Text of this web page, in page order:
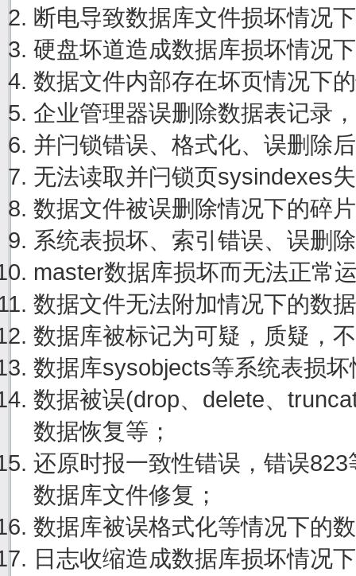
断电导致数据库文件损坏情况
硬盘坏道造成数据库损坏情况
数据文件内部存在坏页情况下
企业管理器误删除数据表记录
并闩锁错误、格式化、误删除
无法读取并闩锁页sysindexes
数据文件被误删除情况下的碎
系统表损坏、索引错误、误删
master数据库损坏而无法正常
数据文件无法附加情况下的数
数据库被标记为可疑，质疑，
数据库sysobjects等系统表损
数据被误(drop、delete、
数据恢复等；
还原时报一致性错误，错误
数据库文件修复；
数据库被误格式化等情况下的
日志收缩造成数据库损坏情况